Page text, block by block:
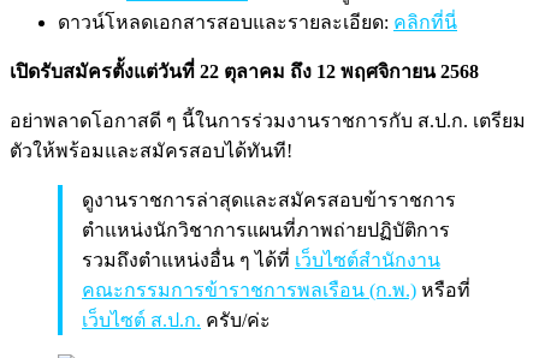
ดาวน์โหลดเอกสารสอบและรายละเอียด: คลิกที่นี่
เปิดรับสมัครตั้งแต่วันที่ 22 ตุลาคม ถึง 12 พฤศจิกายน 2568
อย่าพลาดโอกาสดี ๆ นี้ในการร่วมงานราชการกับ ส.ป.ก. เตรียม
ตัวให้พร้อมและสมัครสอบได้ทันที!
ดูงานราชการล่าสุดและสมัครสอบข้าราชการ
ตำแหน่งนักวิชาการแผนที่ภาพถ่ายปฏิบัติการ
รวมถึงตำแหน่งอื่น ๆ ได้ที่ เว็บไซต์สำนักงาน
คณะกรรมการข้าราชการพลเรือน (ก.พ.) หรือที่
เว็บไซต์ ส.ป.ก. ครับ/ค่ะ